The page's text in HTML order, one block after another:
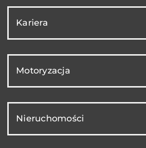
Kariera
Motoryzacja
Nieruchomości